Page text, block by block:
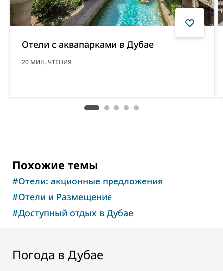
Отели с аквапарками в Дубае
20 МИН. ЧТЕНИЯ
Похожие темы
#Отели: акционные предложения
#Отели и Размещение
#Доступный отдых в Дубае
Погода в Дубае